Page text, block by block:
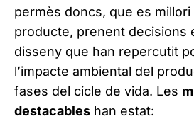
permès doncs, que es
producte, prenent decisions
disseny que han repercutit
l’impacte ambiental del
fases del cicle de vida. Les
destacables han estat: